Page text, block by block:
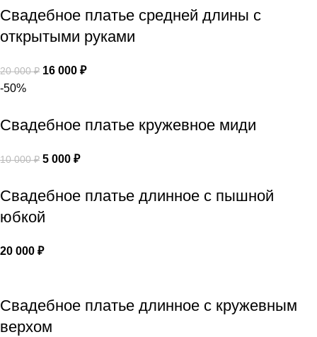
Свадебное платье средней длины с
открытыми руками
20 000₽ 16 000 ₽
-50%
Свадебное платье кружевное миди
10 000₽ 5 000 ₽
Свадебное платье длинное с пышной
юбкой
20 000 ₽
Свадебное платье длинное с кружевным
верхом